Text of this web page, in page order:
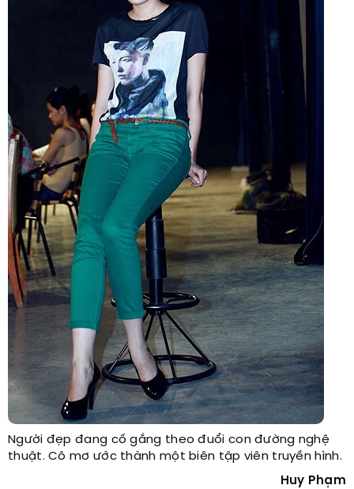
Người đẹp đang cố gắng theo đuổi con đường nghệ
thuật. Cô mơ ước thành một biên tập viên truyền hình.
Huy Phạm